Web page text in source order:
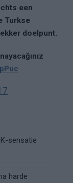
een
Turkse
doelpunt.
sensatie
harde